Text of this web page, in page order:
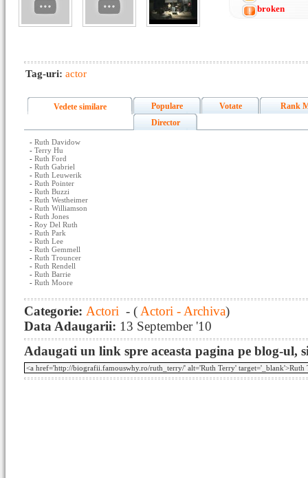
broken
Tag-uri: actor
Vedete similare Populare Votate
Rank
Director
- Ruth Davidow
- Terry Hu
- Ruth Ford
- Ruth Gabriel
- Ruth Leuwerik
- Ruth Pointer
- Ruth Buzzi
- Ruth Westheimer
- Ruth Williamson
- Ruth Jones
- Roy Del Ruth
- Ruth Park
- Ruth Lee
- Ruth Gemmell
- Ruth Trouncer
- Ruth Rendell
- Ruth Barrie
- Ruth Moore
Categorie: Actori - ( Actori - Archiva)
Data Adaugarii: 13 September '10
Adaugati un link spre aceasta pagina pe blog-ul,